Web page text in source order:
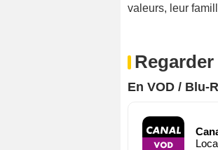
valeurs, leur
En VOD / Blu-